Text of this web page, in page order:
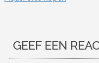
GEEF EEN